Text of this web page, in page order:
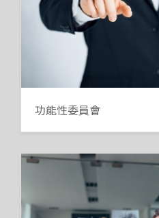
功能性委員會